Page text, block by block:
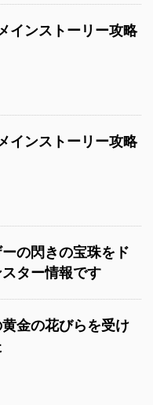
インストーリー攻略
インストーリー攻略
の閃きの宝珠をド
ター情報です
金の花びらを受け